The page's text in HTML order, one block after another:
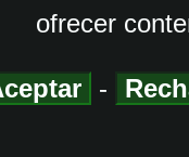
ofrecer
-